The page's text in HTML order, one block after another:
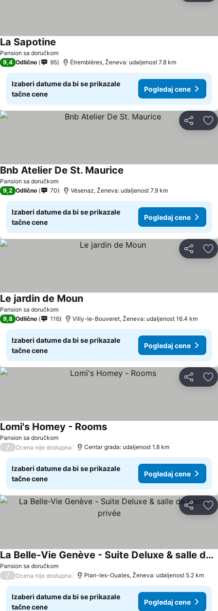
Pansion sa doručkom
La Sapotine
9,4 Odlično 95 Étrembières, Ženeva: udaljenost 7.8 km
Izaberi datume da bi se prikazale
tačne cene
Pogledaj cene
Deli
Pansion sa doručkom
Bnb Atelier De St. Maurice
9,2 Odlično 70 Vésenaz, Ženeva: udaljenost 7.9 km
Izaberi datume da bi se prikazale
tačne cene
Pogledaj cene
Deli
Pansion sa doručkom
Le jardin de Moun
9,8 Odlično 116 Villy-le-Bouveret, Ženeva: udaljenost 16.4 km
Izaberi datume da bi se prikazale
tačne cene
Pogledaj cene
Deli
Pansion sa doručkom
Lomi's Homey - Rooms
/ Ocena nije dostupna Centar grada: udaljenost 1.8 km
Izaberi datume da bi se prikazale
tačne cene
Pogledaj cene
Deli
Pansion sa doručkom
La Belle-Vie Genève - Suite Deluxe & salle de bains privée
/ Ocena nije dostupna Plan-les-Ouates, Ženeva: udaljenost 5.2 km
Izaberi datume da bi se prikazale
tačne cene
Pogledaj cene